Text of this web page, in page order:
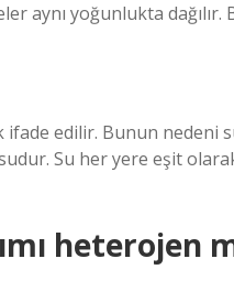
aynı yoğunlukta
edilir. Bunun nedeni
Su her yere eşit
heterojen